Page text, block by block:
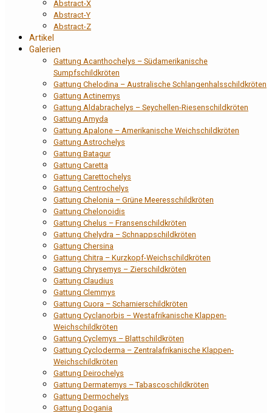
Abstract-X
Abstract-Y
Abstract-Z
Artikel
Galerien
Gattung Acanthochelys – Südamerikanische
Sumpfschildkröten
Gattung Chelodina – Australische Schlangenhalsschildkröten
Gattung Actinemys
Gattung Aldabrachelys – Seychellen-Riesenschildkröten
Gattung Amyda
Gattung Apalone – Amerikanische Weichschildkröten
Gattung Astrochelys
Gattung Batagur
Gattung Caretta
Gattung Carettochelys
Gattung Centrochelys
Gattung Chelonia – Grüne Meeresschildkröten
Gattung Chelonoidis
Gattung Chelus – Fransenschildkröten
Gattung Chelydra – Schnappschildkröten
Gattung Chersina
Gattung Chitra – Kurzkopf-Weichschildkröten
Gattung Chrysemys – Zierschildkröten
Gattung Claudius
Gattung Clemmys
Gattung Cuora – Scharnierschildkröten
Gattung Cyclanorbis – Westafrikanische Klappen-
Weichschildkröten
Gattung Cyclemys – Blattschildkröten
Gattung Cycloderma – Zentralafrikanische Klappen-
Weichschildkröten
Gattung Deirochelys
Gattung Dermatemys – Tabascoschildkröten
Gattung Dermochelys
Gattung Dogania